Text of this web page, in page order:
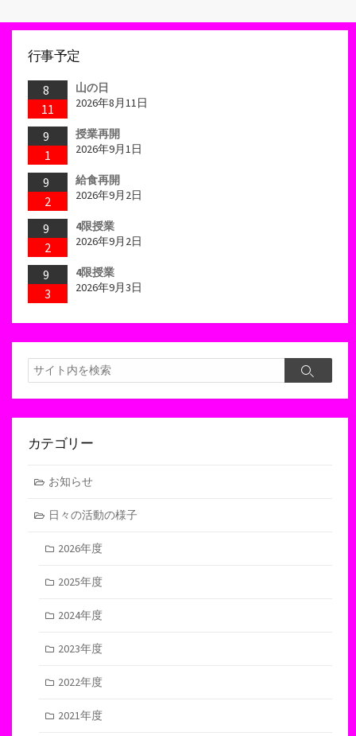
行事予定
8
11
山の日
2026年8月11日
9
1
授業再開
2026年9月1日
9
2
給食再開
2026年9月2日
9
2
4限授業
2026年9月2日
9
3
4限授業
2026年9月3日
検
索
検
カテゴリー
お知らせ
日々の活動の様子
2026年度
2025年度
2024年度
2023年度
2022年度
2021年度